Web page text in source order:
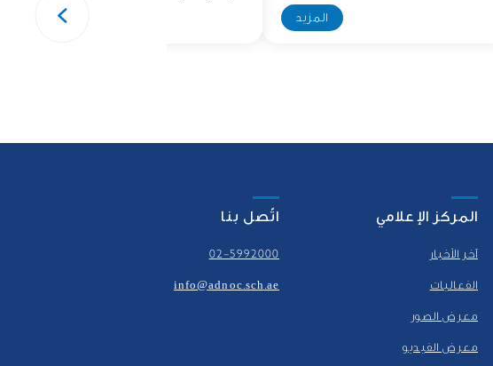
المزيد
المزيد
المركز الإعلامي
آخر الأخبار
الفعاليات
معرض الصور
معرض الفيديو
اتّصل بنا
02-5992000
info@adnoc.sch.ae